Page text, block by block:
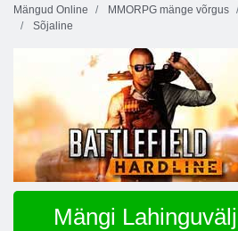
Mängud Online MMORPG mänge võrgus
Sõjaline
Mängi